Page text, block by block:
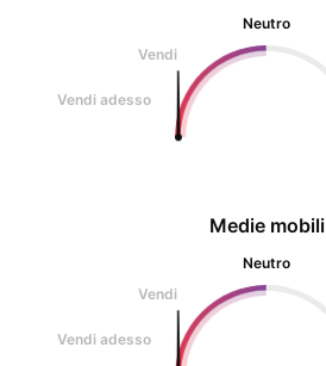
Neutro
Vendi
Vendi adesso
Medie mobili
Neutro
Vendi
Vendi adesso